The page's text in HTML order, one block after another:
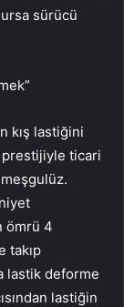
sürücü
kış lastiğini
prestijiyle ticari
ömrü 4
takıp
lastik deforme
lastiğin